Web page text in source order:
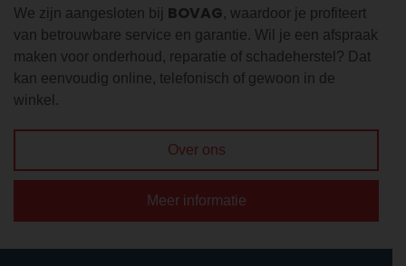
We zijn aangesloten bij BOVAG, waardoor je profiteert
van betrouwbare service en garantie. Wil je een afspraak
maken voor onderhoud, reparatie of schadeherstel? Dat
kan eenvoudig online, telefonisch of gewoon in de
winkel.
Over ons
Meer informatie